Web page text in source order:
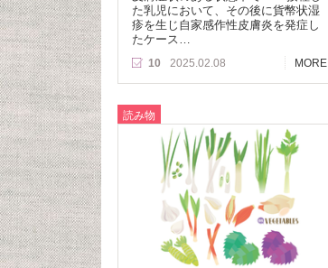
た乳児において、その後に貨幣状湿
疹を生じ自家感作性皮膚炎を発症し
たケース…
10 2025.02.08 MORE
読み物